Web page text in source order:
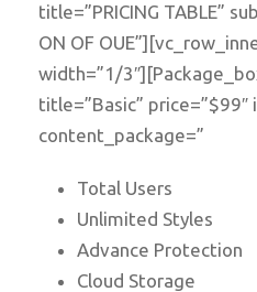
title=”PRICING TABLE”
ON OF
width=”1/
title=”Basic” price=”$99″
content_package=”
Total Users
Unlimited Styles
Advance Protection
Cloud Storage